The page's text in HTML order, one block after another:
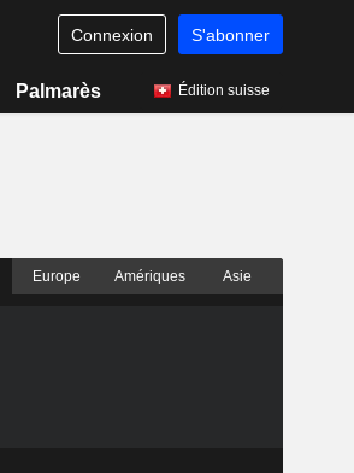
Connexion S'abonner
Palmarès Édition suisse
Europe Amériques Asie